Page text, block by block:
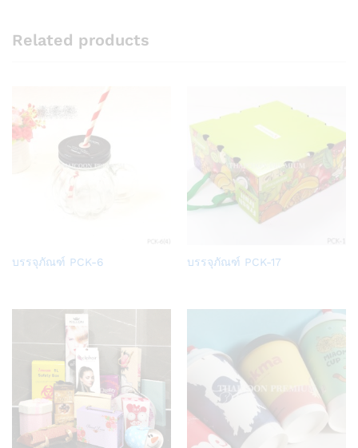
Related products
Add
list
บรรจุภัณฑ์ PCK-6
Add
list
บรรจุภัณฑ์ PCK-17